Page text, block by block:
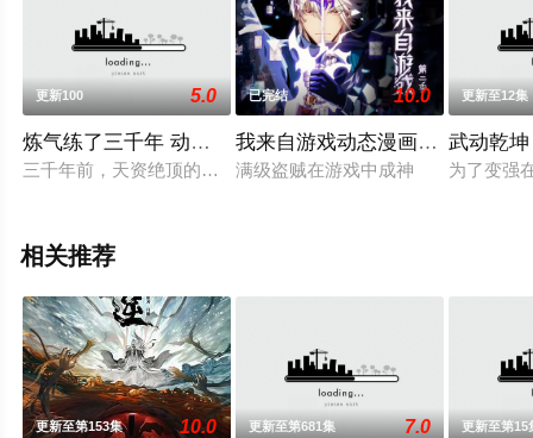
更新100 5.0
炼气练了三千年 动态漫画 第3季
三千年前，天资绝顶的白秋然被青冥剑宗创始人青冥道人收为门
已完结 10.0
我来自游戏动态漫画第2季
满级盗贼在游戏中成神
更新至12集
武动乾
为了变强
相关推荐
更新至第153集 10.0 更新至第681集 7.0 更新至第15